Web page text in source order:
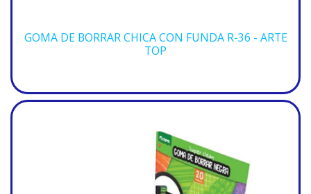
GOMA DE BORRAR CHICA CON FUNDA R-36 - ARTE
TOP